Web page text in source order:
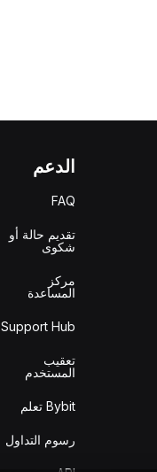
الدعم
FAQ
تقديم حالة أو
شكوى
مركز
المساعدة
Support Hub
تعقيب
المستخدم
Bybit تعلم
رسوم التداول